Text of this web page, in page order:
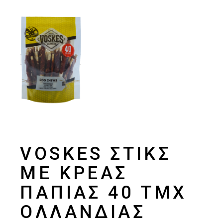
VOSKES ΣΤΙΚΣ
ΜΕ ΚΡΈΑΣ
ΠΆΠΙΑΣ 40 ΤΜΧ
ΟΛΛΑΝΔΊΑΣ